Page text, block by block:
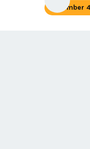
November